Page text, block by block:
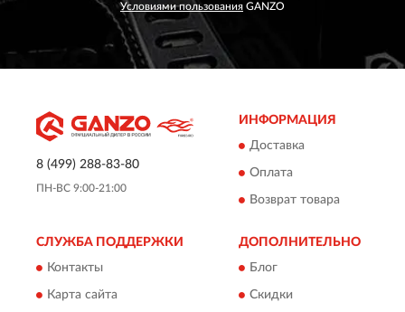
Условиями пользования GANZO
8 (499) 288-83-80
ПН-ВС 9:00-21:00
ИНФОРМАЦИЯ
Доставка
Оплата
Возврат товара
СЛУЖБА ПОДДЕРЖКИ
Контакты
Карта сайта
ДОПОЛНИТЕЛЬНО
Блог
Скидки